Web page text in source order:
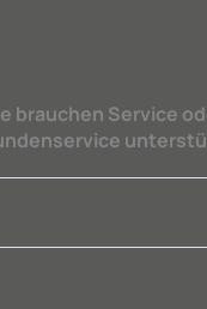
brauchen Service